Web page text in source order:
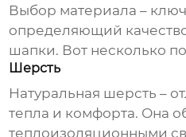
Выбор материала –
определяющий
шапки. Вот несколько
Шерсть
Натуральная шерсть –
тепла и комфорта. Она
теплоизоляционными